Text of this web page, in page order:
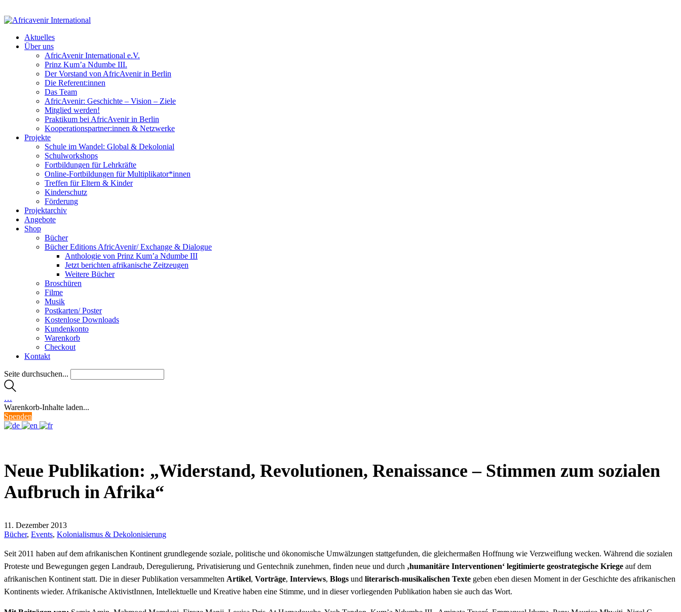
Aktuelles
Über uns
AfricAvenir International e.V.
Prinz Kum’a Ndumbe III.
Der Vorstand von AfricAvenir in Berlin
Die Referent:innen
Das Team
AfricAvenir: Geschichte – Vision – Ziele
Mitglied werden!
Praktikum bei AfricAvenir in Berlin
Kooperationspartner:innen & Netzwerke
Projekte
Schule im Wandel: Global & Dekolonial
Schulworkshops
Fortbildungen für Lehrkräfte
Online-Fortbildungen für Multiplikator*innen
Treffen für Eltern & Kinder
Kinderschutz
Förderung
Projektarchiv
Angebote
Shop
Bücher
Bücher Editions AfricAvenir/ Exchange & Dialogue
Anthologie von Prinz Kum’a Ndumbe III
Jetzt berichten afrikanische Zeitzeugen
Weitere Bücher
Broschüren
Filme
Musik
Postkarten/ Poster
Kostenlose Downloads
Kundenkonto
Warenkorb
Checkout
Kontakt
Seite durchsuchen...
…
Warenkorb-Inhalte laden...
Spenden
Neue Publikation: „Widerstand, Revolutionen, Renaissance – Stimmen zum sozialen
Aufbruch in Afrika“
11. Dezember 2013
Bücher, Events, Kolonialismus & Dekolonisierung
Seit 2011 haben auf dem afrikanischen Kontinent grundlegende soziale, politische und ökonomische Umwälzungen stattgefunden, die gleichermaßen Hoffnung wie Verzweiflung wecken. Während die sozialen
Proteste und Bewegungen gegen Landraub, Deregulierung, Privatisierung und Gentechnik zunehmen, finden neue und durch ‚humanitäre Interventionen‘ legitimierte geostrategische Kriege auf dem
afrikanischen Kontinent statt. Die in dieser Publikation versammelten Artikel, Vorträge, Interviews, Blogs und literarisch-musikalischen Texte geben eben diesen Moment in der Geschichte des afrikanischen
Kontinents wieder. Afrikanische AktivistInnen, Intellektuelle und Kreative haben eine Stimme, und in dieser vorliegenden Publikation haben sie auch das Wort.